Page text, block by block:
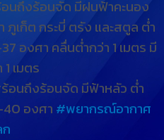
นถึงร้อนจัด มีฝนฟ้าคะนอง
เก็ต กระบี่ ตรัง และสตูล ต่ำ
องศา คลื่นต่ำกว่า 1 เมตร มี
เมตร
อนถึงร้อนจัด มีฟ้าหลัว ต่ำ
องศา #พยากรณ์อากาศ